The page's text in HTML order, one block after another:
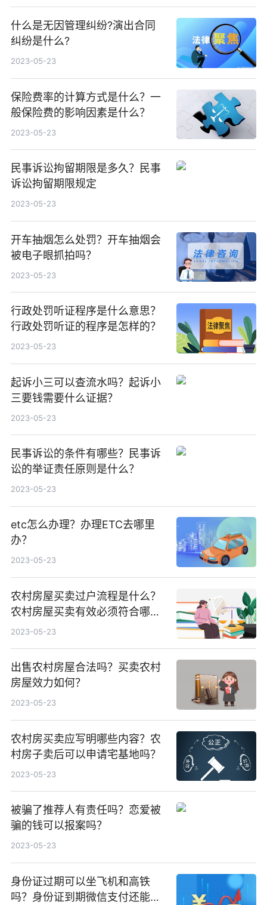
什么是无因管理纠纷?演出合同
纠纷是什么?
2023-05-23
保险费率的计算方式是什么？一
般保险费的影响因素是什么？
2023-05-23
民事诉讼拘留期限是多久？民事
诉讼拘留期限规定
2023-05-23
开车抽烟怎么处罚？开车抽烟会
被电子眼抓拍吗？
2023-05-23
行政处罚听证程序是什么意思？
行政处罚听证的程序是怎样的？
2023-05-23
起诉小三可以查流水吗？起诉小
三要钱需要什么证据？
2023-05-23
民事诉讼的条件有哪些？民事诉
讼的举证责任原则是什么？
2023-05-23
etc怎么办理？办理ETC去哪里
办？
2023-05-23
农村房屋买卖过户流程是什么？
农村房屋买卖有效必须符合哪四
个条件？
2023-05-23
出售农村房屋合法吗？买卖农村
房屋效力如何？
2023-05-23
农村房买卖应写明哪些内容？农
村房子卖后可以申请宅基地吗？
2023-05-23
被骗了推荐人有责任吗？恋爱被
骗的钱可以报案吗？
2023-05-23
身份证过期可以坐飞机和高铁
吗？身份证到期微信支付还能正